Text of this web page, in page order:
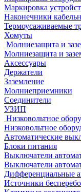
Маркировка
Наконечники
Термоусаживаемые
Хомуты
Молниезащита и
Молниезащита и
Аксессуары
Держатели
Заземление
Молниеприемники
Соединители
УЗИП
Низковольтное
Низковольтное
Автоматические
Блоки питания
Выключатели
Выключатели
Дифференциальные
Источники